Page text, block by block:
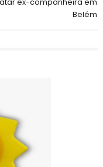
Belém